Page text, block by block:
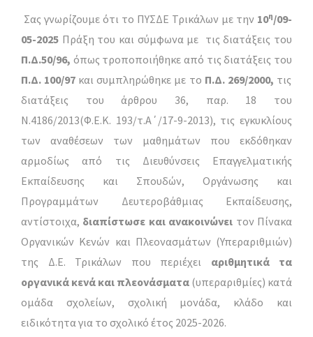
Σας γνωρίζουμε ότι το ΠΥΣΔΕ Τρικάλων με την 10η/09-
05-2025 Πράξη του και σύμφωνα με τις διατάξεις του
Π.Δ.50/96, όπως τροποποιήθηκε από τις διατάξεις του
Π.Δ. 100/97 και συμπληρώθηκε με το Π.Δ. 269/2000, τις
διατάξεις του άρθρου 36, παρ. 18 του
Ν.4186/2013(Φ.Ε.Κ. 193/τ.Α΄/17-9-2013), τις εγκυκλίους
των αναθέσεων των μαθημάτων που εκδόθηκαν
αρμοδίως από τις Διευθύνσεις Επαγγελματικής
Εκπαίδευσης και Σπουδών, Οργάνωσης και
Προγραμμάτων Δευτεροβάθμιας Εκπαίδευσης,
αντίστοιχα, διαπίστωσε και ανακοινώνει τον Πίνακα
Οργανικών Κενών και Πλεονασμάτων (Υπεραριθμιών)
της Δ.Ε. Τρικάλων που περιέχει αριθμητικά τα
οργανικά κενά και πλεονάσματα (υπεραριθμίες) κατά
ομάδα σχολείων, σχολική μονάδα, κλάδο και
ειδικότητα για το σχολικό έτος 2025-2026.